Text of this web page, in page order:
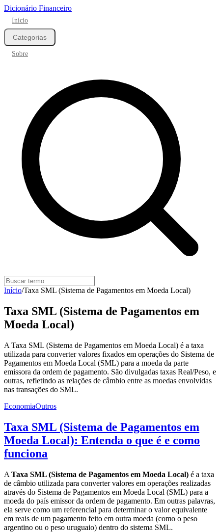
Dicionário Financeiro
Início
Categorias
Sobre
Início/Taxa SML (Sistema de Pagamentos em Moeda Local)
Taxa SML (Sistema de Pagamentos em
Moeda Local)
A Taxa SML (Sistema de Pagamentos em Moeda Local) é a taxa
utilizada para converter valores fixados em operações do Sistema de
Pagamentos em Moeda Local (SML) para a moeda da parte
emissora da ordem de pagamento. São divulgadas taxas Real/Peso, e
outras, refletindo as relações de câmbio entre as moedas envolvidas
nas transações do SML.
EconomiaOutros
Taxa SML (Sistema de Pagamentos em
Moeda Local): Entenda o que é e como
funciona
A Taxa SML (Sistema de Pagamentos em Moeda Local) é a taxa
de câmbio utilizada para converter valores em operações realizadas
através do Sistema de Pagamentos em Moeda Local (SML) para a
moeda do país emissor da ordem de pagamento. Em outras palavras,
ela serve como um referencial para determinar o valor equivalente
em reais de um pagamento feito em outra moeda (como o peso
argentino ou o peso uruguaio) dentro do sistema SML.